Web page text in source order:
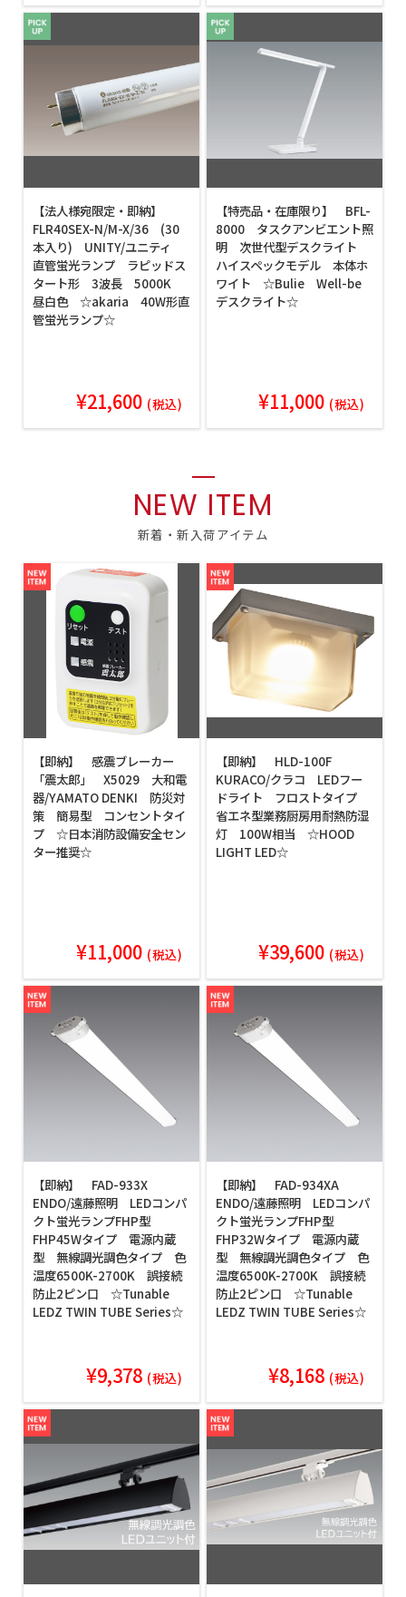
【法人様宛限定・即納】
FLR40SEX-N/M-X/36 (30
本入り) UNITY/ユニティ
直管蛍光ランプ ラピッドス
タート形 3波長 5000K
昼白色 ☆akaria 40W形直
管蛍光ランプ☆
¥21,600 (税込)
【特売品・在庫限り】 BFL-
8000 タスクアンビエント照
明 次世代型デスクライト
ハイスペックモデル 本体ホ
ワイト ☆Bulie Well-be
デスクライト☆
¥11,000 (税込)
NEW ITEM
【即納】 感震ブレーカー
「震太郎」 X5029 大和電
器/YAMATO DENKI 防災対
策 簡易型 コンセントタイ
プ ☆日本消防設備安全セン
ター推奨☆
¥11,000 (税込)
【即納】 HLD-100F
KURACO/クラコ LEDフー
ドライト フロストタイプ
省エネ型業務厨房用耐熱防湿
灯 100W相当 ☆HOOD
LIGHT LED☆
¥39,600 (税込)
【即納】 FAD-933X
ENDO/遠藤照明 LEDコンパ
クト蛍光ランプFHP型
FHP45Wタイプ 電源内蔵
型 無線調光調色タイプ 色
温度6500K-2700K 誤接続
防止2ピン口 ☆Tunable
LEDZ TWIN TUBE Series☆
¥9,378 (税込)
【即納】 FAD-934XA
ENDO/遠藤照明 LEDコンパ
クト蛍光ランプFHP型
FHP32Wタイプ 電源内蔵
型 無線調光調色タイプ 色
温度6500K-2700K 誤接続
防止2ピン口 ☆Tunable
LEDZ TWIN TUBE Series☆
¥8,168 (税込)